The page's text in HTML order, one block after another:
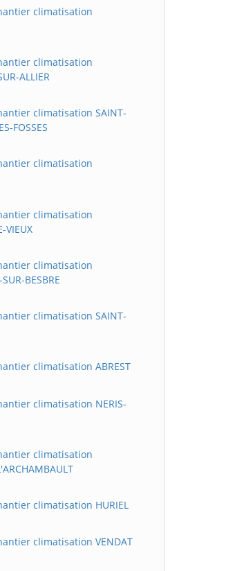
climatisation
climatisation
ALLIER
climatisation SAINT-
FOSSES
climatisation
climatisation
VIEUX
climatisation
BESBRE
climatisation SAINT-
climatisation ABREST
climatisation NERIS-
climatisation
climatisation HURIEL
climatisation VENDAT